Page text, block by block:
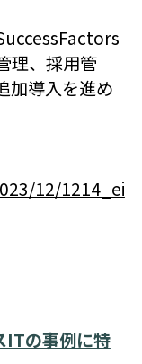
理、採用管
加導入を進め
12/1214_ei
ITの事例に特